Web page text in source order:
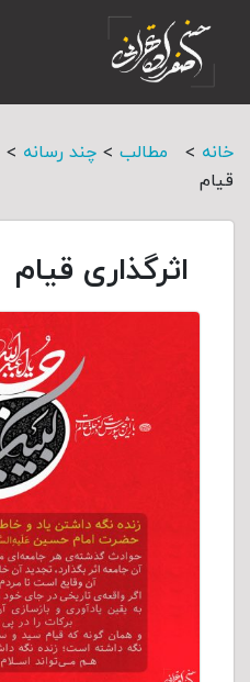
خانه > مطالب > چند رسانه >
قیام
اثرگذاری قیام